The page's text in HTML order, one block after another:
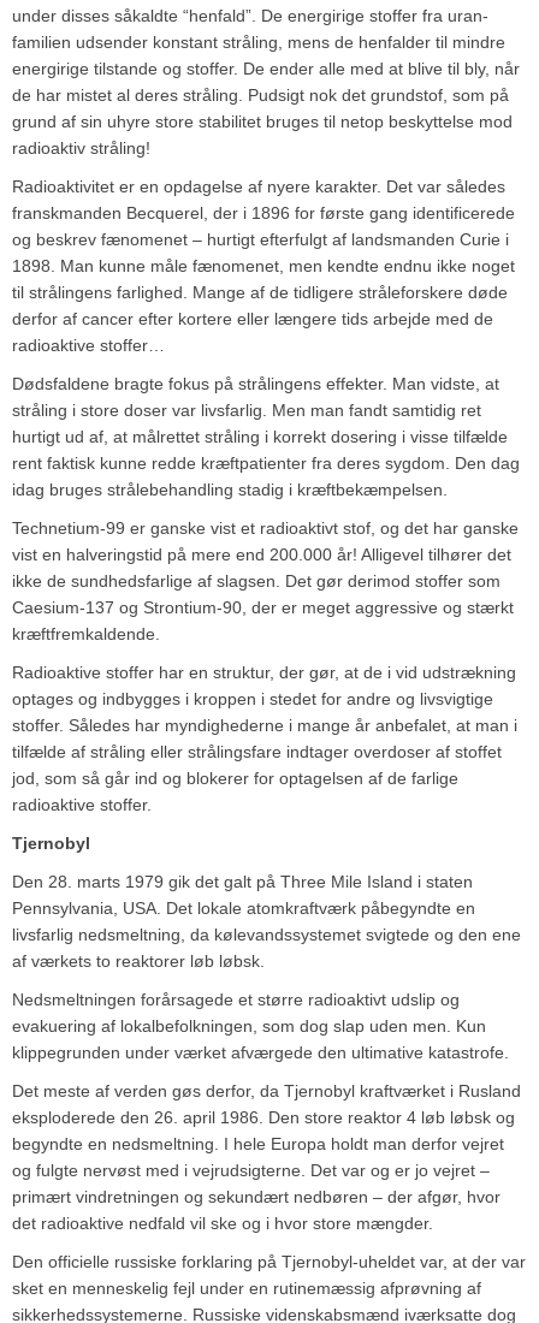
under disses såkaldte “henfald”. De energirige stoffer fra uran-
familien udsender konstant stråling, mens de henfalder til mindre
energirige tilstande og stoffer. De ender alle med at blive til bly, når
de har mistet al deres stråling. Pudsigt nok det grundstof, som på
grund af sin uhyre store stabilitet bruges til netop beskyttelse mod
radioaktiv stråling!
Radioaktivitet er en opdagelse af nyere karakter. Det var således
franskmanden Becquerel, der i 1896 for første gang identificerede
og beskrev fænomenet – hurtigt efterfulgt af landsmanden Curie i
1898. Man kunne måle fænomenet, men kendte endnu ikke noget
til strålingens farlighed. Mange af de tidligere stråleforskere døde
derfor af cancer efter kortere eller længere tids arbejde med de
radioaktive stoffer…
Dødsfaldene bragte fokus på strålingens effekter. Man vidste, at
stråling i store doser var livsfarlig. Men man fandt samtidig ret
hurtigt ud af, at målrettet stråling i korrekt dosering i visse tilfælde
rent faktisk kunne redde kræftpatienter fra deres sygdom. Den dag
idag bruges strålebehandling stadig i kræftbekæmpelsen.
Technetium-99 er ganske vist et radioaktivt stof, og det har ganske
vist en halveringstid på mere end 200.000 år! Alligevel tilhører det
ikke de sundhedsfarlige af slagsen. Det gør derimod stoffer som
Caesium-137 og Strontium-90, der er meget aggressive og stærkt
kræftfremkaldende.
Radioaktive stoffer har en struktur, der gør, at de i vid udstrækning
optages og indbygges i kroppen i stedet for andre og livsvigtige
stoffer. Således har myndighederne i mange år anbefalet, at man i
tilfælde af stråling eller strålingsfare indtager overdoser af stoffet
jod, som så går ind og blokerer for optagelsen af de farlige
radioaktive stoffer.
Tjernobyl
Den 28. marts 1979 gik det galt på Three Mile Island i staten
Pennsylvania, USA. Det lokale atomkraftværk påbegyndte en
livsfarlig nedsmeltning, da kølevandssystemet svigtede og den ene
af værkets to reaktorer løb løbsk.
Nedsmeltningen forårsagede et større radioaktivt udslip og
evakuering af lokalbefolkningen, som dog slap uden men. Kun
klippegrunden under værket afværgede den ultimative katastrofe.
Det meste af verden gøs derfor, da Tjernobyl kraftværket i Rusland
eksploderede den 26. april 1986. Den store reaktor 4 løb løbsk og
begyndte en nedsmeltning. I hele Europa holdt man derfor vejret
og fulgte nervøst med i vejrudsigterne. Det var og er jo vejret –
primært vindretningen og sekundært nedbøren – der afgør, hvor
det radioaktive nedfald vil ske og i hvor store mængder.
Den officielle russiske forklaring på Tjernobyl-uheldet var, at der var
sket en menneskelig fejl under en rutinemæssig afprøvning af
sikkerhedssystemerne. Russiske videnskabsmænd iværksatte dog